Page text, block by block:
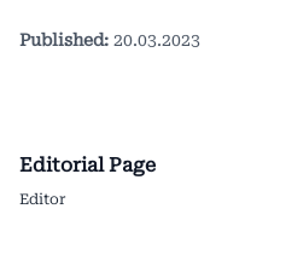
Published: 20.03.2023
Editorial Page
Editor